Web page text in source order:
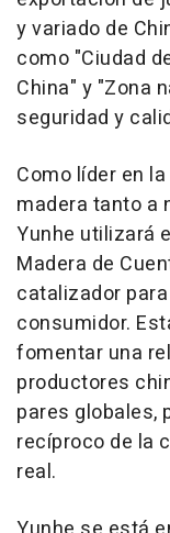
y variado de
como "Ciudad
China" y "Zona
seguridad y
Como líder en
madera tanto a
Yunhe utilizará
Madera de
catalizador
consumidor.
fomentar una
productores
pares globales,
recíproco de la
real.